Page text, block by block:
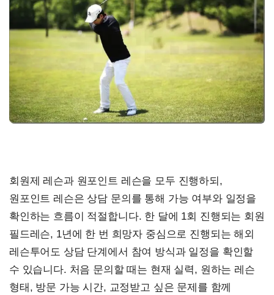
회원제 레슨과 원포인트 레슨을 모두 진행하되,
원포인트 레슨은 상담 문의를 통해 가능 여부와 일정을
확인하는 흐름이 적절합니다. 한 달에 1회 진행되는 회원
필드레슨, 1년에 한 번 희망자 중심으로 진행되는 해외
레슨투어도 상담 단계에서 참여 방식과 일정을 확인할
수 있습니다. 처음 문의할 때는 현재 실력, 원하는 레슨
형태, 방문 가능 시간, 교정받고 싶은 문제를 함께